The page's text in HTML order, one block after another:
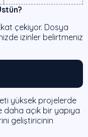
çekiyor. Dosya
izinler belirtmeniz
yüksek projelerde
açık bir yapıya
geliştiricinin